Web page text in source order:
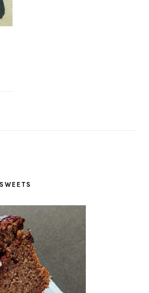
SWEETS